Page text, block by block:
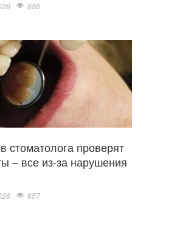
686
стоматолога проверят
– все из-за нарушения
657